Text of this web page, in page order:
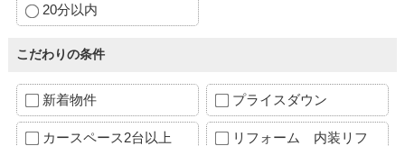
20分以内
こだわりの条件
新着物件 プライスダウン
カースペース2台以上
リフォーム 内装リフ